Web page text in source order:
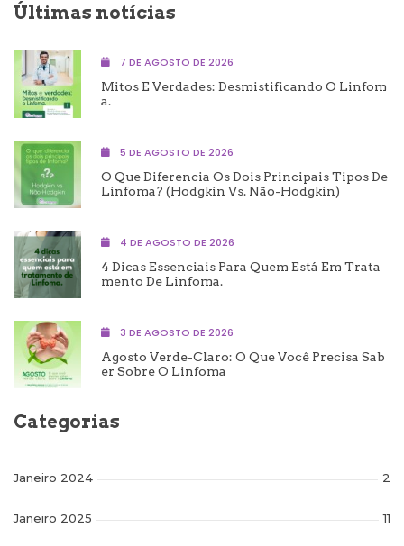
Últimas notícias
7 DE AGOSTO DE 2026
Mitos E Verdades: Desmistificando O Linfom
A.
5 DE AGOSTO DE 2026
O Que Diferencia Os Dois Principais Tipos De
Linfoma? (Hodgkin Vs. Não-Hodgkin)
4 DE AGOSTO DE 2026
4 Dicas Essenciais Para Quem Está Em Trata
Mento De Linfoma.
3 DE AGOSTO DE 2026
Agosto Verde-Claro: O Que Você Precisa Sab
Er Sobre O Linfoma
Categorias
Janeiro 2024 2
Janeiro 2025 11